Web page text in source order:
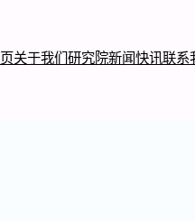
关于我们 研究院新闻快讯联系